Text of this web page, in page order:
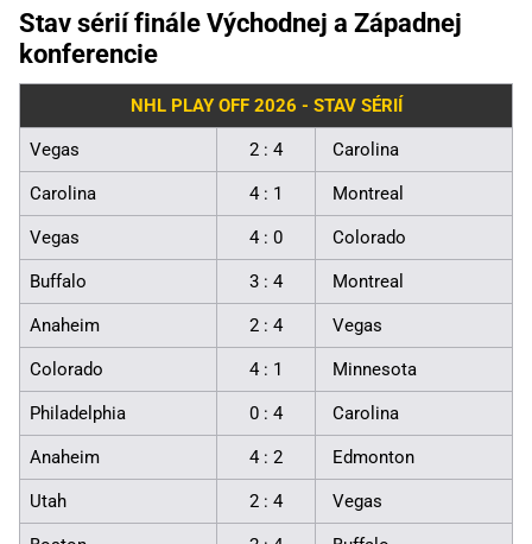
Stav sérií finále Východnej a Západnej
konferencie
NHL PLAY OFF 2026 - STAV SÉRIÍ
Vegas 2 : 4 Carolina
Carolina 4 : 1 Montreal
Vegas 4 : 0 Colorado
Buffalo 3 : 4 Montreal
Anaheim 2 : 4 Vegas
Colorado 4 : 1 Minnesota
Philadelphia 0 : 4 Carolina
Anaheim 4 : 2 Edmonton
Utah 2 : 4 Vegas